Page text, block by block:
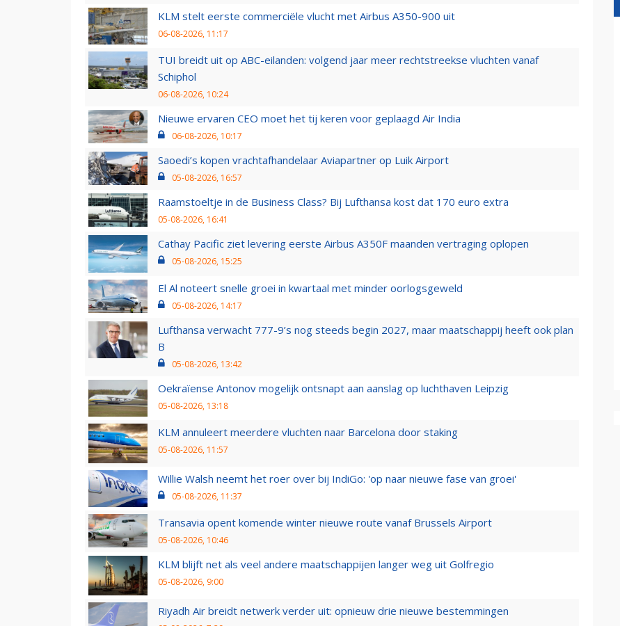
KLM stelt eerste commerciële vlucht met Airbus A350-900 uit
06-08-2026, 11:17
TUI breidt uit op ABC-eilanden: volgend jaar meer rechtstreekse vluchten vanaf
Schiphol
06-08-2026, 10:24
Nieuwe ervaren CEO moet het tij keren voor geplaagd Air India
06-08-2026, 10:17
Saoedi’s kopen vrachtafhandelaar Aviapartner op Luik Airport
05-08-2026, 16:57
Raamstoeltje in de Business Class? Bij Lufthansa kost dat 170 euro extra
05-08-2026, 16:41
Cathay Pacific ziet levering eerste Airbus A350F maanden vertraging oplopen
05-08-2026, 15:25
El Al noteert snelle groei in kwartaal met minder oorlogsgeweld
05-08-2026, 14:17
Lufthansa verwacht 777-9’s nog steeds begin 2027, maar maatschappij heeft ook plan
B
05-08-2026, 13:42
Oekraïense Antonov mogelijk ontsnapt aan aanslag op luchthaven Leipzig
05-08-2026, 13:18
KLM annuleert meerdere vluchten naar Barcelona door staking
05-08-2026, 11:57
Willie Walsh neemt het roer over bij IndiGo: 'op naar nieuwe fase van groei'
05-08-2026, 11:37
Transavia opent komende winter nieuwe route vanaf Brussels Airport
05-08-2026, 10:46
KLM blijft net als veel andere maatschappijen langer weg uit Golfregio
05-08-2026, 9:00
Riyadh Air breidt netwerk verder uit: opnieuw drie nieuwe bestemmingen